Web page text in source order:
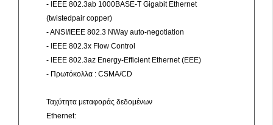
- IEEE 802.3ab 1000BASE-T Gigabit Ethernet
(twistedpair copper)
- ANSI/IEEE 802.3 NWay auto-negotiation
- IEEE 802.3x Flow Control
- IEEE 802.3az Energy-Efficient Ethernet (EEE)
- Πρωτόκολλα : CSMA/CD
Ταχύτητα μεταφοράς δεδομένων
Ethernet: